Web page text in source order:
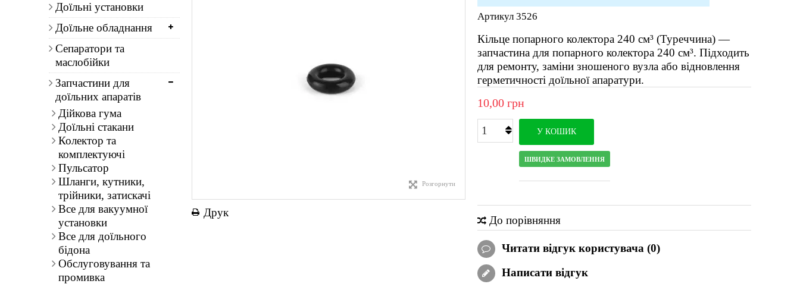
Розгорнути
Друк
Артикул 3526
Кільце попарного колектора 240 см³ (Туреччина) —
запчастина для попарного колектора 240 см³. Підходить
для ремонту, заміни зношеного вузла або відновлення
герметичності доїльної апаратури.
10,00 грн
У КОШИК
ШВИДКЕ ЗАМОВЛЕННЯ
До порівняння
Читати відгук користувача (0)
Написати відгук
Доїльні установки
Доїльне обладнання
Сепаратори та
маслобійки
Запчастини для
доїльних апаратів
Дійкова гума
Доїльні стакани
Колектор та
комплектуючі
Пульсатор
Шланги, кутники,
трійники, затискачі
Все для вакуумної
установки
Все для доїльного
бідона
Обслуговування та
промивка